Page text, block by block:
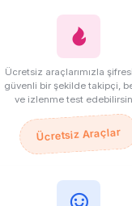
Ücretsiz araçlarımızla
güvenli bir şekilde takipçi,
ve izlenme test
Ücretsiz Araçlar